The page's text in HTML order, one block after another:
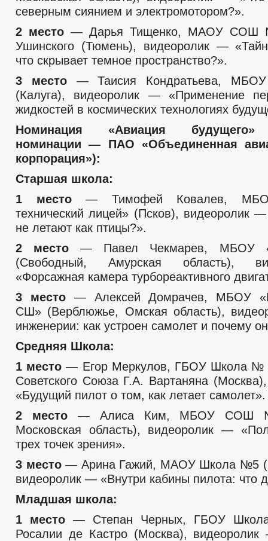
северным сиянием и электромотором?».
2 место — Дарья Тищенко, МАОУ
Ушинского (Тюмень), видеоролик —
что скрывает темное пространство?».
3 место— Таисия Кондратьева,
(Калуга), видеоролик — «Применение
жидкостей в космических технологиях
Номинация «Авиация будущего»
номинации — ПАО «Объединенная
корпорация»):
Старшая школа:
1 место— Тимофей Ковалев, МБОУ
технический лицей» (Псков), видеоролик
не летают как птицы?».
2 место — Павел Чекмарев,
(Свободный, Амурская область),
«Форсажная камера турбореактивного
3 место— Алексей Домрачев, МБОУ
СШ» (Верблюжье, Омская область),
инженерии: как устроен самолет и почему
Средняя Школа:
1 место — Егор Меркулов, ГБОУ Школа №
Советского Союза Г.А. Вартаняна
«Будущий пилот о том, как летает самолет».
2 место— Алиса Ким, МБОУ СОШ
Московская область), видеоролик —
трех точек зрения».
3 место— Арина Гажий, МАОУ Школа №5
видеоролик — «Внутри кабины пилота: что
Младшая школа:
1 место — Степан Черных, ГБОУ
Росалии де Кастро (Москва), видеоролик